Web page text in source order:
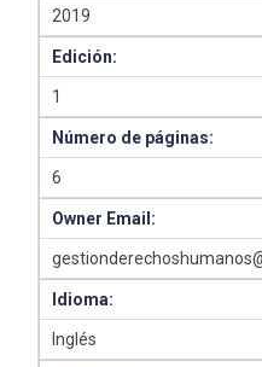
2019
Edición:
1
Número de páginas:
6
Owner Email:
Idioma:
Inglés